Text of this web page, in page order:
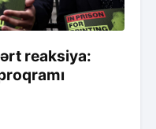
reaksiya: